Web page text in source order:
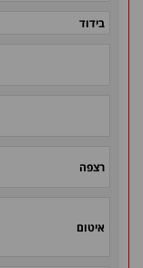
בידוד
רצפה
איטום